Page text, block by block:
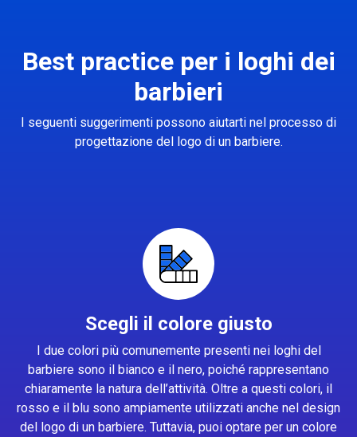
Best practice per i loghi dei
barbieri
I seguenti suggerimenti possono aiutarti nel processo di
progettazione del logo di un barbiere.
Scegli il colore giusto
I due colori più comunemente presenti nei loghi del
barbiere sono il bianco e il nero, poiché rappresentano
chiaramente la natura dell’attività. Oltre a questi colori, il
rosso e il blu sono ampiamente utilizzati anche nel design
del logo di un barbiere. Tuttavia, puoi optare per un colore